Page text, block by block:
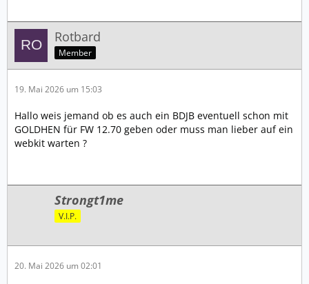
Rotbard
Member
19. Mai 2026 um 15:03
Hallo weis jemand ob es auch ein BDJB eventuell schon mit
GOLDHEN für FW 12.70 geben oder muss man lieber auf ein
webkit warten ?
Strongt1me
V.I.P.
20. Mai 2026 um 02:01